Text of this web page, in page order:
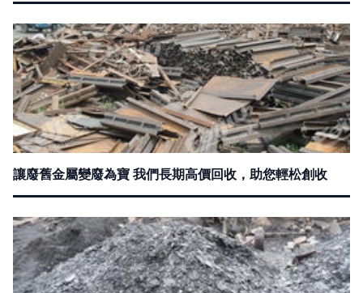
讓廢舊金屬變廢為寶 我們長期高價回收，助您輕松創收